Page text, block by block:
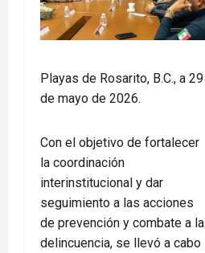
Playas de Rosarito, B.C., a 29
de mayo de 2026.
Con el objetivo de fortalecer
la coordinación
interinstitucional y dar
seguimiento a las acciones
de prevención y combate a la
delincuencia, se llevó a cabo